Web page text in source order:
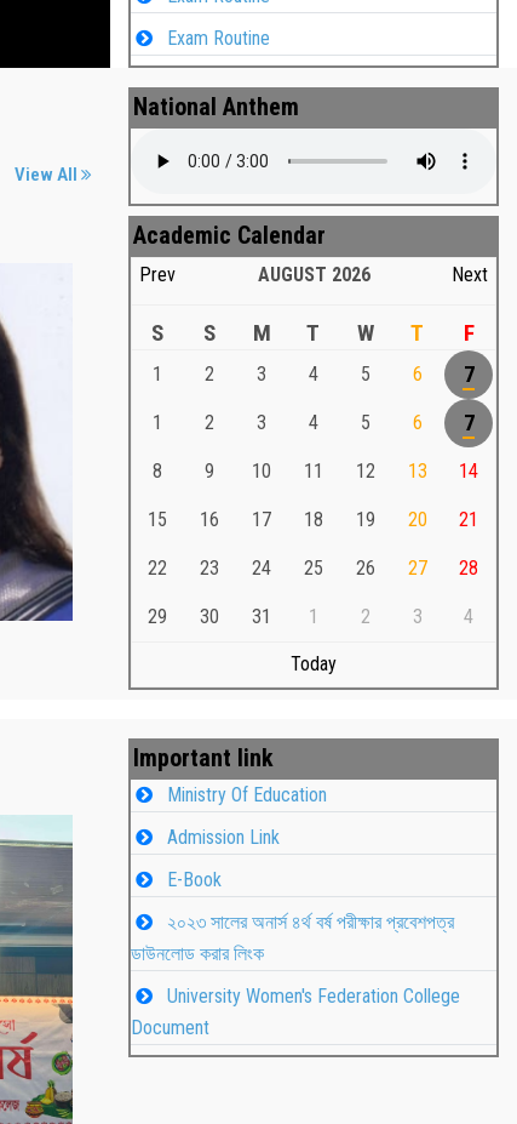
Exam Routine
View All
Md. Shafiullah Sarker
Md. Shafiullah Sarkar , Professor , Teacher
Teacher Representative
National Anthem
Academic Calendar
Prev AUGUST 2026 Next
S S M T W T F
1 2 3 4 5 6 7
1 2 3 4 5 6 7
8 9 10 11 12 13 14
15 16 17 18 19 20 21
22 23 24 25 26 27 28
29 30 31 1 2 3 4
Today
Important link
Ministry Of Education
Admission Link
E-Book
২০২৩ সালের অনার্স ৪র্থ বর্ষ পরীক্ষার প্রবেশপত্র
ডাউনলোড করার লিংক
University Women's Federation College
Document